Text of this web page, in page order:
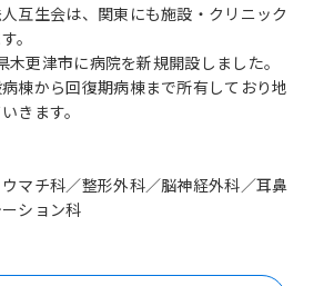
互生会は、関東にも施設・クリニック
。
更津市に病院を新規開設しました。
棟から回復期病棟まで所有しており地
きます。
マチ科／整形外科／脳神経外科／耳鼻